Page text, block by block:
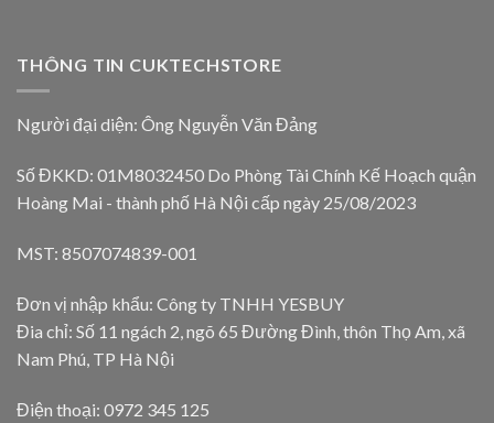
THÔNG TIN CUKTECHSTORE
Người đại diện: Ông Nguyễn Văn Đảng
Số ĐKKD: 01M8032450 Do Phòng Tài Chính Kế Hoạch quận
Hoàng Mai - thành phố Hà Nội cấp ngày 25/08/2023
MST: 8507074839-001
Đơn vị nhập khẩu: Công ty TNHH YESBUY
Đia chỉ: Số 11 ngách 2, ngõ 65 Đường Đình, thôn Thọ Am, xã
Nam Phú, TP Hà Nội
Điện thoại: 0972 345 125